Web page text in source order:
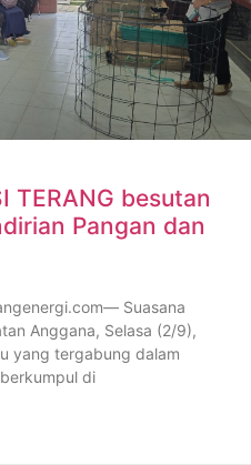
TERANG besutan
Pangan dan
Suasana
Anggana, Selasa (2/9),
yang tergabung dalam
di